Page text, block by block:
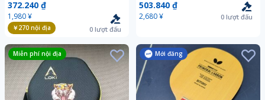
合板
372.240 ₫
1,980 ¥
￥270nội địa 0 lượt đấu
503.840 ₫
2,680 ¥ 0 lượt đấu
Miễn phí nội địa Mới đăng